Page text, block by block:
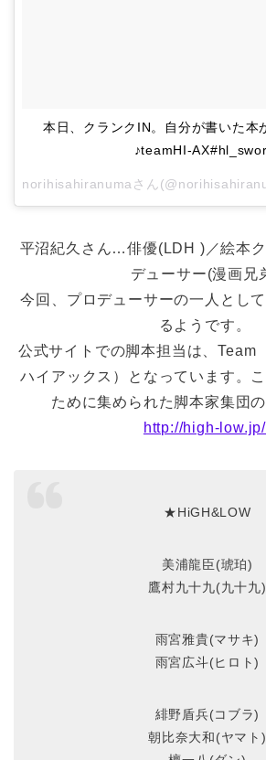
本日、クランクIN。自分が書いた本
♪teamHI-
平沼紀久さん…俳優(LDH )／絵本
デューサー(漫画兄
今回、プロデューサーの一人とし
るようです。
公式サイトでの脚本担当は、
ハイアックス）となっています。
ために集められた脚本家集団の
http://high-low.jp/
★HiGH&LOW
美浦龍臣(琥珀)
鷹村九十九(九十九)
雨宮雅貴(マサキ)
雨宮広斗(ヒロト)
緋野盾兵(コブラ)
朝比奈大和(ヤマト)